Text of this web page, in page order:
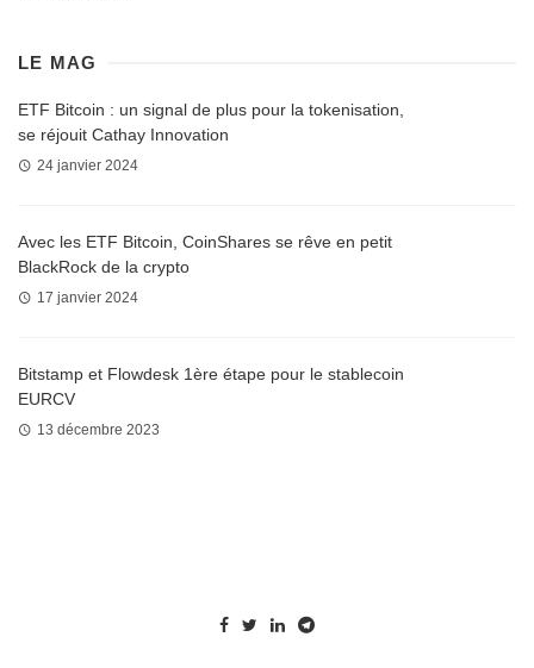
LE MAG
ETF Bitcoin : un signal de plus pour la tokenisation,
se réjouit Cathay Innovation
24 janvier 2024
Avec les ETF Bitcoin, CoinShares se rêve en petit
BlackRock de la crypto
17 janvier 2024
Bitstamp et Flowdesk 1ère étape pour le stablecoin
EURCV
13 décembre 2023